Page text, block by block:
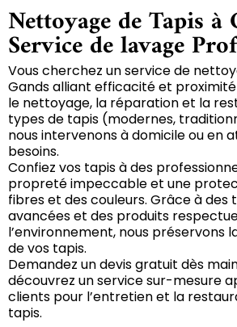
Nettoyage de Tapis à
Service de lavage
Vous cherchez un service de
Gands alliant efficacité et proximité
le nettoyage, la réparation et la
types de tapis (modernes,
nous intervenons à domicile ou en
besoins.
Confiez vos tapis à des
propreté impeccable et une
fibres et des couleurs. Grâce à des
avancées et des produits
l’environnement, nous préservons
de vos tapis.
Demandez un devis gratuit dès
découvrez un service sur-mesure
clients pour l’entretien et la
tapis.